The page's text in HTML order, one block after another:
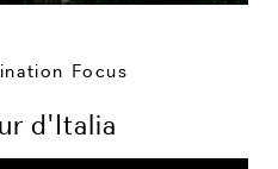
Focus
d'Italia